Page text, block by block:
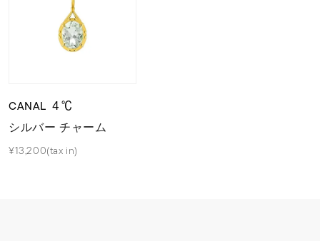
CANAL ４℃
シルバー チャーム
¥13,200(tax in)